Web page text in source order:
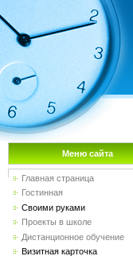
Меню сайта
Главная страница
Гостинная
Своими руками
Проекты в школе
Дистанционное обучение
Визитная карточка